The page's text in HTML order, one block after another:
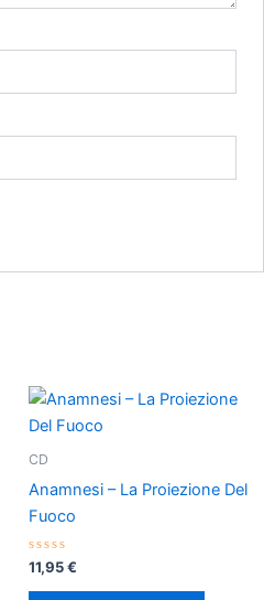
CD
Anamnesi – La Proiezione Del
Fuoco
Valorado
con
0
11,95€